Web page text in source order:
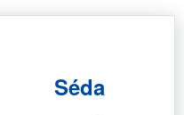
Séda